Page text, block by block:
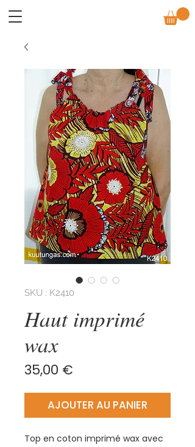
SKU : K2410
Haut imprimé
wax
35,00 €
AJOUTER AU PANIER
Top en coton imprimé wax avec